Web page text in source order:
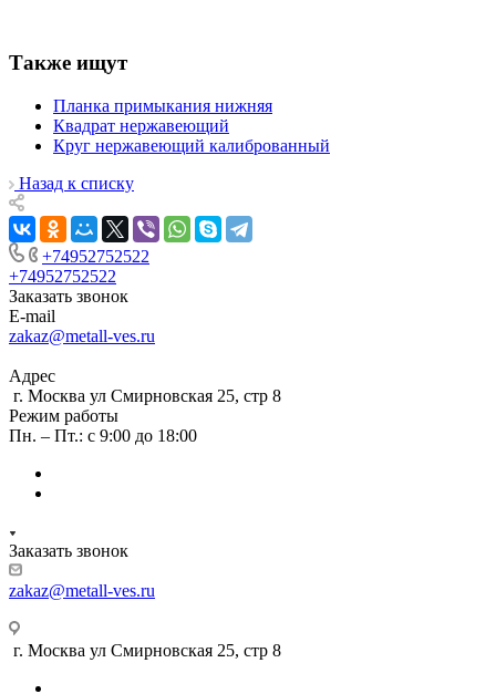
Также ищут
Планка примыкания нижняя
Квадрат нержавеющий
Круг нержавеющий калиброванный
Назад к списку
+74952752522
+74952752522
Заказать звонок
E-mail
zakaz@metall-ves.ru
Адрес
г. Москва ул Смирновская 25, стр 8
Режим работы
Пн. – Пт.: с 9:00 до 18:00
Заказать звонок
zakaz@metall-ves.ru
г. Москва ул Смирновская 25, стр 8